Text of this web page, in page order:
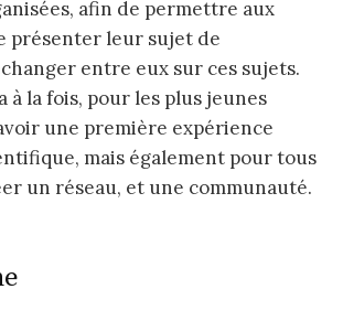
afin de permettre aux
présenter leur sujet de
entre eux sur ces sujets.
à la fois, pour les plus jeunes
une première expérience
mais également pour tous
un réseau, et une communauté.